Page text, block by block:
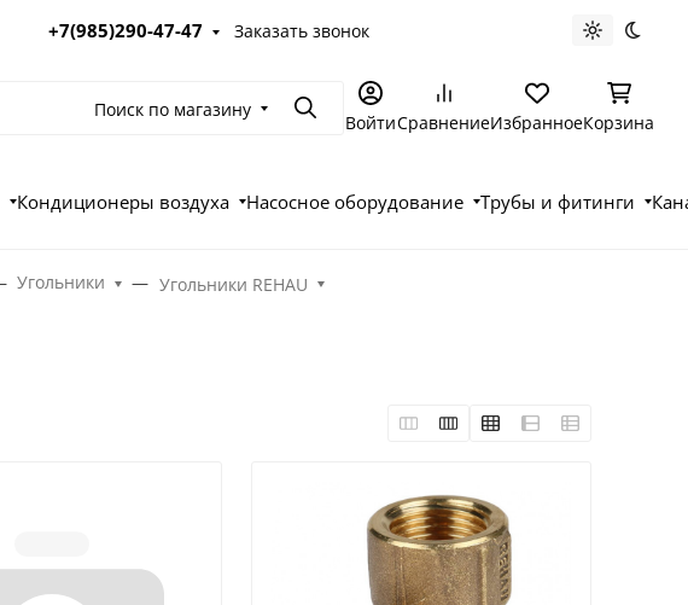
+7(985)290-47-47 Заказать звонок Светлая
Поиск по магазину ПоискВойтиСравнениеИзбранноеКорзина
Кондиционеры воздуха Насосное оборудование Трубы и фитинги
Угольники Угольники REHAU